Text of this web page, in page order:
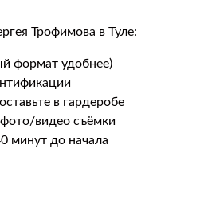
Трофимова в Туле:
формат удобнее)
в гардеробе
видео съёмки
минут до начала